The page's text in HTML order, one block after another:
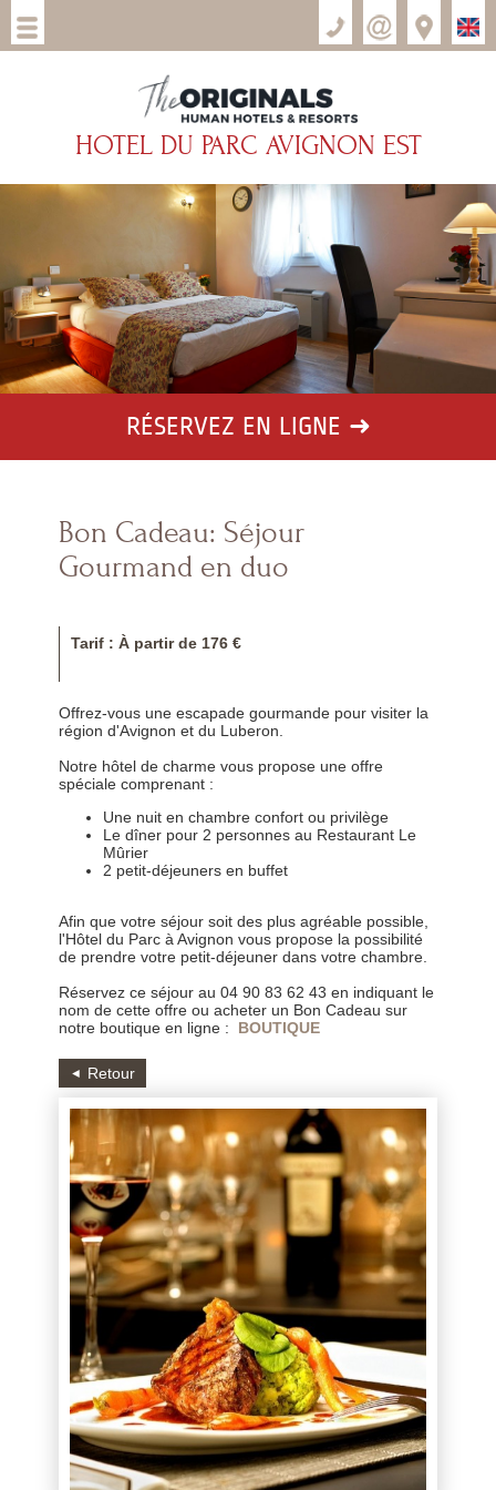
HOTEL DU PARC AVIGNON EST
RÉSERVEZ EN LIGNE ➜
Bon Cadeau: Séjour
Gourmand en duo
Tarif : À partir de 176 €
Offrez-vous une escapade gourmande pour visiter la
région d'Avignon et du Luberon.
Notre hôtel de charme vous propose une offre
spéciale comprenant :
Une nuit en chambre confort ou privilège
Le dîner pour 2 personnes au Restaurant Le
Mûrier
2 petit-déjeuners en buffet
Afin que votre séjour soit des plus agréable possible,
l'Hôtel du Parc à Avignon vous propose la possibilité
de prendre votre petit-déjeuner dans votre chambre.
Réservez ce séjour au 04 90 83 62 43 en indiquant le
nom de cette offre ou acheter un Bon Cadeau sur
notre boutique en ligne :
BOUTIQUE
Retour